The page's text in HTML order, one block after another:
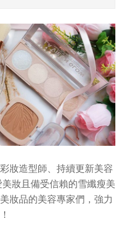
妝造型師、持續更新美容
妝且備受信賴的雪纖瘦美
妝品的美容專家們，強力